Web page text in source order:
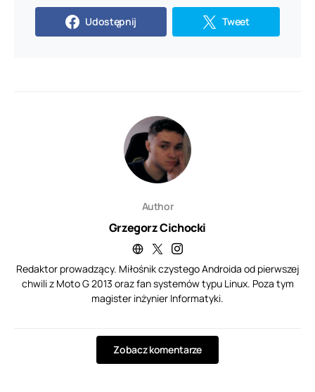
Udostępnij Tweet
Author
Grzegorz Cichocki
Redaktor prowadzący. Miłośnik czystego Androida od pierwszej
chwili z Moto G 2013 oraz fan systemów typu Linux. Poza tym
magister inżynier Informatyki.
Zobacz komentarze